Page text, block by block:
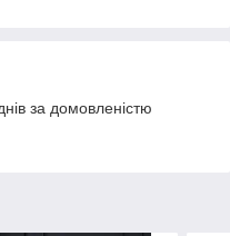
за домовленістю